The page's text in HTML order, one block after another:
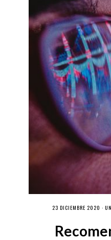
23 DICIEMBRE 2020 ·